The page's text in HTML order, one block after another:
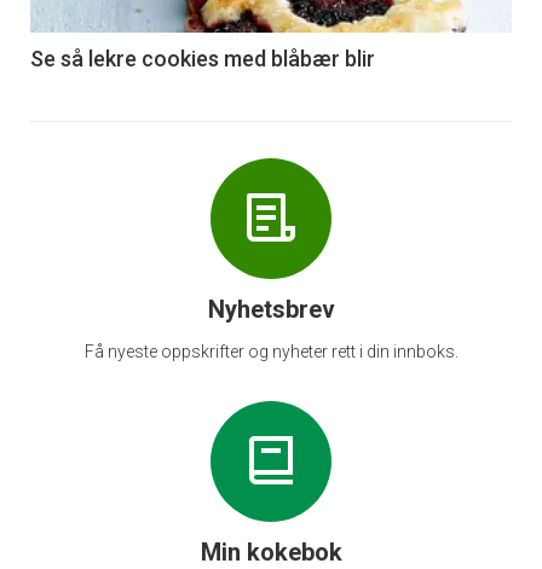
6
Se så lekre cookies med blåbær blir
Nyhetsbrev
Få nyeste oppskrifter og nyheter rett i din innboks.
Min kokebok